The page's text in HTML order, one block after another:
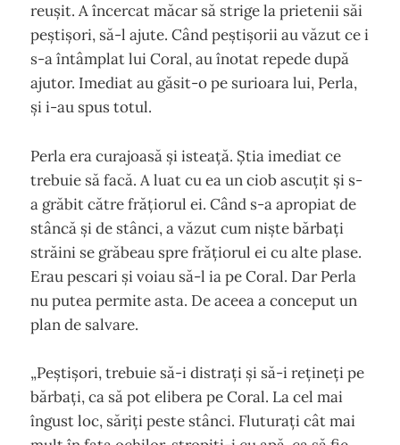
reușit. A încercat măcar să strige la prietenii săi
peștișori, să-l ajute. Când peștișorii au văzut ce i
s-a întâmplat lui Coral, au înotat repede după
ajutor. Imediat au găsit-o pe surioara lui, Perla,
și i-au spus totul.
Perla era curajoasă și isteață. Știa imediat ce
trebuie să facă. A luat cu ea un ciob ascuțit și s-
a grăbit către frățiorul ei. Când s-a apropiat de
stâncă și de stânci, a văzut cum niște bărbați
străini se grăbeau spre frățiorul ei cu alte plase.
Erau pescari și voiau să-l ia pe Coral. Dar Perla
nu putea permite asta. De aceea a conceput un
plan de salvare.
„Peștișori, trebuie să-i distrați și să-i rețineți pe
bărbați, ca să pot elibera pe Coral. La cel mai
îngust loc, săriți peste stânci. Fluturați cât mai